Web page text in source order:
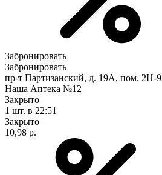
Забронировать
Забронировать
пр-т Партизанский, д. 19А, пом. 2Н-9
Наша Аптека №12
Закрыто
1 шт. в 22:51
Закрыто
10,98 р.